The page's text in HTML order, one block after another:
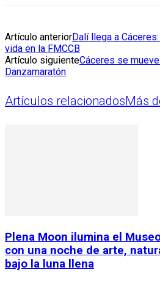
Artículo anteriorDalí llega a
vida en la FMCCB
Artículo siguienteCáceres se
Danzamaratón
Artículos relacionadosMás
Plena Moon ilumina el
con una noche de arte,
bajo la luna llena